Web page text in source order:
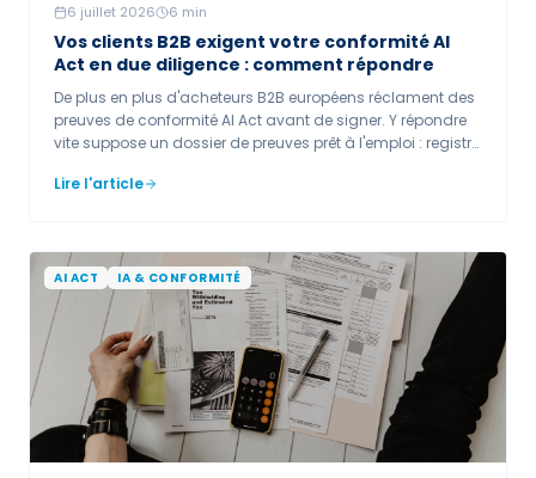
6 juillet 2026 6 min
Vos clients B2B exigent votre conformité AI
Act en due diligence : comment répondre
De plus en plus d'acheteurs B2B européens réclament des
preuves de conformité AI Act avant de signer. Y répondre
vite suppose un dossier de preuves prêt à l'emploi : registre
contractuelles et, idéalement, un trust center. C'est un
Lire l'article
AI ACT IA & CONFORMITÉ